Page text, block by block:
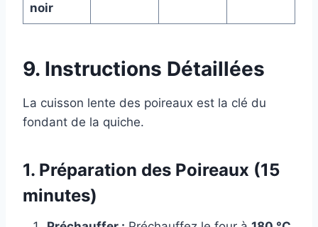
noir
9. Instructions Détaillées
La cuisson lente des poireaux est la clé du
fondant de la quiche.
1. Préparation des Poireaux (15
minutes)